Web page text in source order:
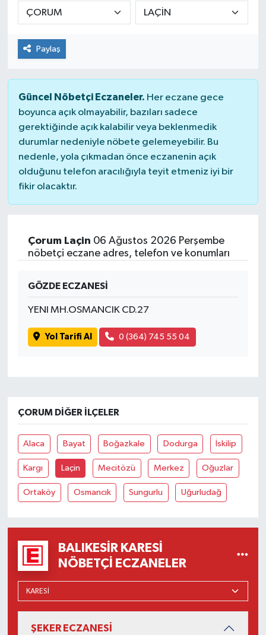
Paylaş
Güncel Nöbetçi Eczaneler. Her eczane gece
boyunca açık olmayabilir, bazıları sadece
gerektiğinde açık kalabilir veya beklenmedik
durumlar nedeniyle nöbete gelemeyebilir. Bu
nedenle, yola çıkmadan önce eczanenin açık
olduğunu telefon aracılığıyla teyit etmeniz iyi bir
fikir olacaktır.
Çorum Laçin 06 Ağustos 2026 Perşembe
nöbetçi eczane adres, telefon ve konumları
GÖZDE ECZANESİ
YENI MH.OSMANCIK CD.27
Yol Tarifi Al 0 (364) 745 55 04
ÇORUM DIĞER İLÇELER
Alaca Bayat Boğazkale Dodurga İskilip
Kargı Laçin Mecitözü Merkez Oğuzlar
Ortaköy Osmancık Sungurlu Uğurludağ
BALIKESIR KARESI
NÖBETÇI ECZANELER
ŞEKER ECZANESİ
Dursunbey
Edremit
EĞİTİM
EKONOMİ
Erdek
Gömeç
Havran
MAGAZİN
MANŞET
Manyas
OLAY
Resmi İlanlar
SAĞLIK
Savaştepe